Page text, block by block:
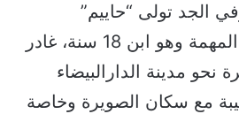
الجد تولى “حاييم”
بالإشراف على هذه المهمة وهو ابن 18 سنة، غادر
نحو مدينة الدارالبيضاء
مع سكان الصويرة وخاصة